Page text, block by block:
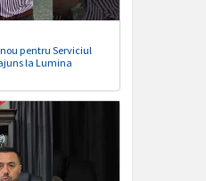
pentru Serviciul
la Lumina